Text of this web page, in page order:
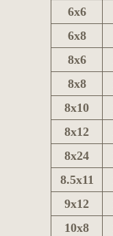
6x6
6x8
8x6
8x8
8x10
8x12
8x24
8.5x11
9x12
10x8